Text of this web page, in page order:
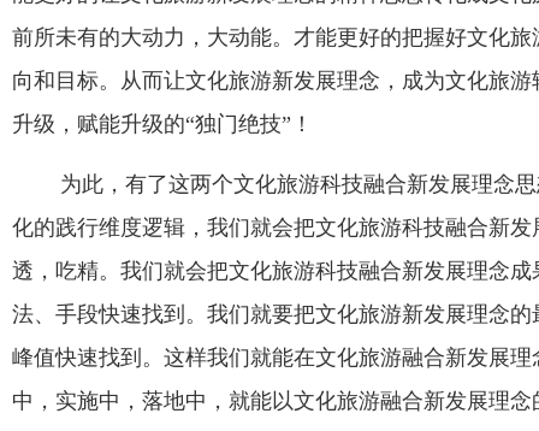
前所未有的大动力，大动能。才能更好的把握好文化
向和目标。从而让文化旅游新发展理念，成为文化旅
升级，赋能升级的“独门绝技”！
为此，有了这两个文化旅游科技融合新发展理念
化的践行维度逻辑，我们就会把文化旅游科技融合新
透，吃精。我们就会把文化旅游科技融合新发展理念
法、手段快速找到。我们就要把文化旅游新发展理念
峰值快速找到。这样我们就能在文化旅游融合新发展
中，实施中，落地中，就能以文化旅游融合新发展理